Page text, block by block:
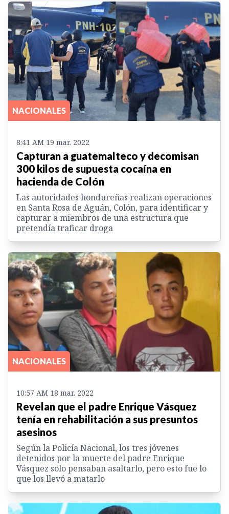
NACIONALES
8:41 AM 19 mar. 2022
Capturan a guatemalteco y decomisan
300 kilos de supuesta cocaína en
hacienda de Colón
Las autoridades hondureñas realizan operaciones
en Santa Rosa de Aguán, Colón, para identificar y
capturar a miembros de una estructura que
pretendía traficar droga
NACIONALES
10:57 AM 18 mar. 2022
Revelan que el padre Enrique Vásquez
tenía en rehabilitación a sus presuntos
asesinos
Según la Policía Nacional, los tres jóvenes
detenidos por la muerte del padre Enrique
Vásquez solo pensaban asaltarlo, pero esto fue lo
que los llevó a matarlo